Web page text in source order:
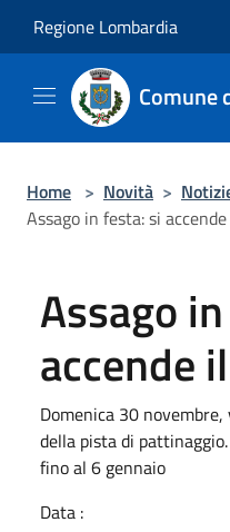
Regione Lombardia
Comune
Home > Novità >
Assago in festa: si
Assago
accende
Domenica 30
della pista di
fino al 6 gennaio
Data :